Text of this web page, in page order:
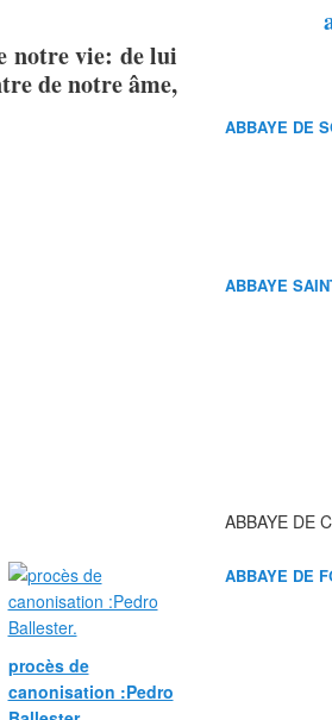
vie: de lui
de notre âme,
procès de
canonisation :Pedro
ABBAYE DE
ABBAYE
ABBAYE DE
ABBAYE DE